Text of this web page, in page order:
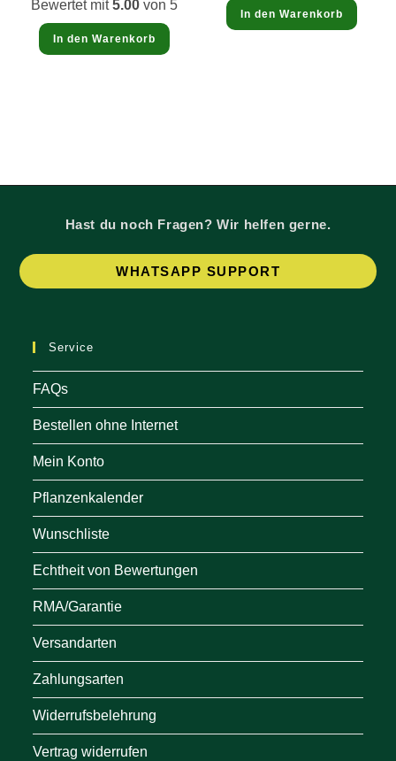
Bewertet mit5.00 von 5
In den Warenkorb
In den Warenkorb
Hast du noch Fragen? Wir helfen gerne.
WHATSAPP SUPPORT
Service
FAQs
Bestellen ohne Internet
Mein Konto
Pflanzenkalender
Wunschliste
Echtheit von Bewertungen
RMA/Garantie
Versandarten
Zahlungsarten
Widerrufsbelehrung
Vertrag widerrufen